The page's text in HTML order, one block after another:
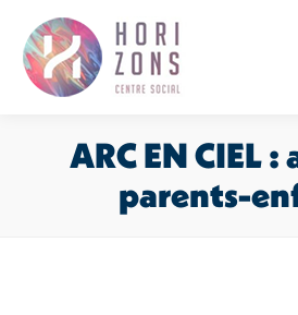
ARC EN CIEL
parents-